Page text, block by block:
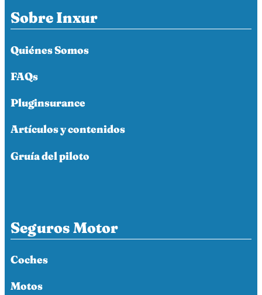
Sobre Inxur
Quiénes Somos
FAQs
Pluginsurance
Artículos y contenidos
Gruía del piloto
Seguros Motor
Coches
Motos